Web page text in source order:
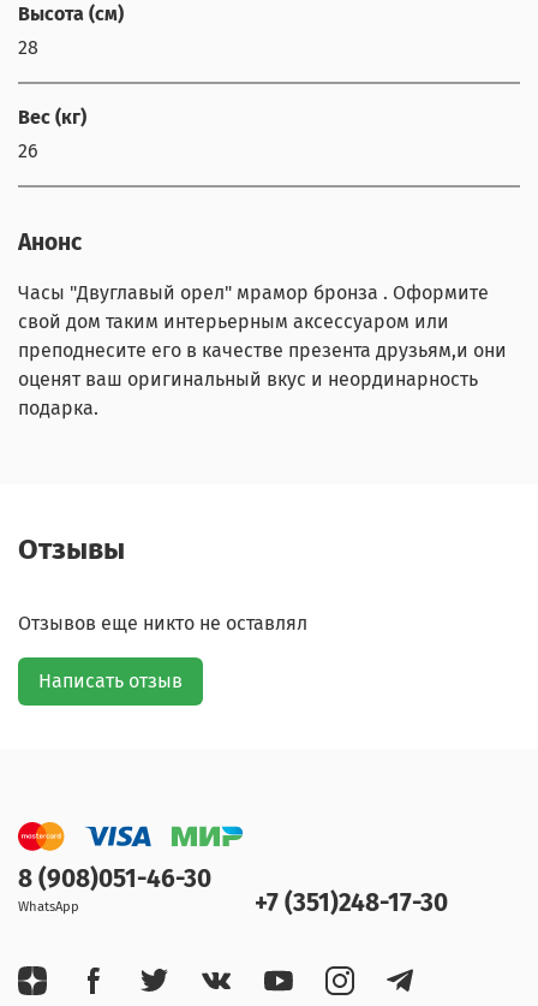
Высота (см)
28
Вес (кг)
26
Анонс
Часы "Двуглавый орел" мрамор бронза . Оформите
свой дом таким интерьерным аксессуаром или
преподнесите его в качестве презента друзьям,и они
оценят ваш оригинальный вкус и неординарность
подарка.
Отзывы
Отзывов еще никто не оставлял
Написать отзыв
8 (908)051-46-30
WhatsApp +7 (351)248-17-30